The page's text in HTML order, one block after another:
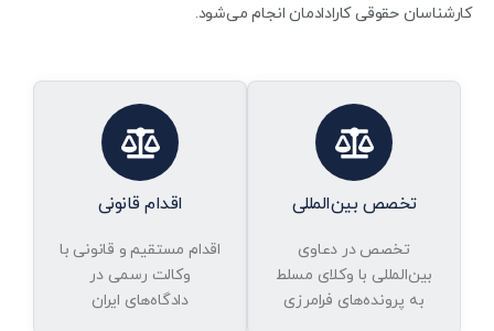
کارشناسان حقوقی کارادادمان انجام می‌شود.
اقدام قانونی
اقدام مستقیم و قانونی با
وکالت رسمی در
دادگاه‌های ایران
تخصص بین‌المللی
تخصص در دعاوی
بین‌المللی با وکلای مسلط
به پرونده‌های فرامرزی